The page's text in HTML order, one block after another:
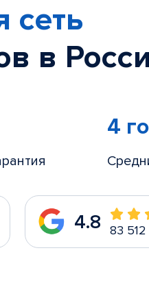
сеть
в
4
4.8 83